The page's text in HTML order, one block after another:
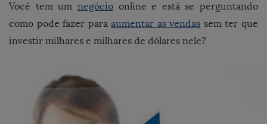
Você tem um negócioonline e está se perguntando
como pode fazer paraaumentar as vendas sem ter que
investir milhares e milhares de dólares nele?